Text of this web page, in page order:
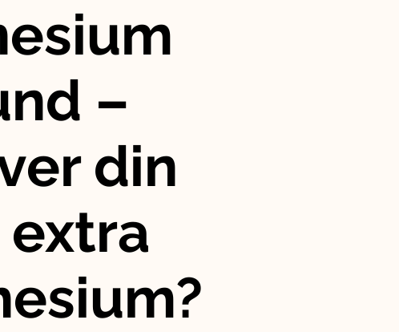
–
din